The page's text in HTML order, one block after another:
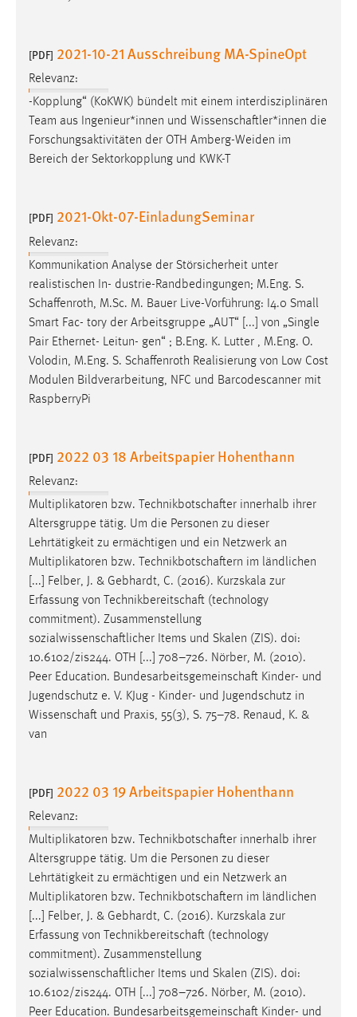
[PDF] 2021-10-21 Ausschreibung MA-SpineOpt
Relevanz:
-Kopplung“ (KoKWK) bündelt mit einem interdisziplinären
Team aus Ingenieur*innen und Wissenschaftler*innen die
Forschungsaktivitäten der OTH Amberg-Weiden im
Bereich der Sektorkopplung und KWK-T
[PDF] 2021-Okt-07-EinladungSeminar
Relevanz:
Kommunikation Analyse der Störsicherheit unter
realistischen In- dustrie-Randbedingungen; M.Eng. S.
Schaffenroth, M.Sc. M. Bauer Live-Vorführung: I4.0 Small
Smart Fac- tory der Arbeitsgruppe „AUT“ [...] von „Single
Pair Ethernet- Leitun- gen“ ; B.Eng. K. Lutter , M.Eng. O.
Volodin, M.Eng. S. Schaffenroth Realisierung von Low Cost
Modulen Bildverarbeitung, NFC und Barcodescanner mit
RaspberryPi
[PDF] 2022 03 18 Arbeitspapier Hohenthann
Relevanz:
Multiplikatoren bzw.
Technikbotschafter innerhalb ihrer
Altersgruppe tätig. Um die Personen zu dieser
Lehrtätigkeit zu ermächtigen und ein Netzwerk an
Multiplikatoren bzw.
Technikbotschaftern im ländlichen
[...] Felber, J. & Gebhardt, C. (2016). Kurzskala zur
Erfassung von
Technikbereitschaft (technology
commitment). Zusammenstellung
sozialwissenschaftlicher Items und Skalen (ZIS). doi:
10.6102/zis244. OTH [...] 708–726. Nörber, M. (2010).
Peer Education. Bundesarbeitsgemeinschaft Kinder- und
Jugendschutz e. V. KJug - Kinder- und Jugendschutz in
Wissenschaft und Praxis, 55(3), S. 75–78. Renaud, K. &
van
[PDF] 2022 03 19 Arbeitspapier Hohenthann
Relevanz:
Multiplikatoren bzw. Technikbotschafter innerhalb ihrer
Altersgruppe tätig. Um die Personen zu dieser
Lehrtätigkeit zu ermächtigen und ein Netzwerk an
Multiplikatoren bzw. Technikbotschaftern im ländlichen
[...] Felber, J. & Gebhardt, C. (2016). Kurzskala zur
Erfassung von Technikbereitschaft (technology
commitment). Zusammenstellung
sozialwissenschaftlicher Items und Skalen (ZIS). doi:
10.6102/zis244. OTH [...] 708–726. Nörber, M. (2010).
Peer Education. Bundesarbeitsgemeinschaft Kinder- und